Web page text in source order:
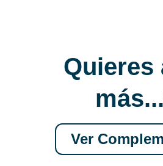
Quieres
Ver